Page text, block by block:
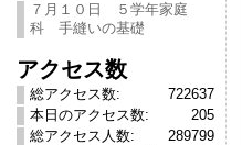
７月１０日 ５学年家庭
科 手縫いの基礎
アクセス数
722637
総アクセス数:
205
本日のアクセス数:
289799
総アクセス人数: